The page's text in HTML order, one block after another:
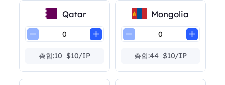
Qatar
총합:10 $10/IP
Mongolia
총합:44 $10/IP